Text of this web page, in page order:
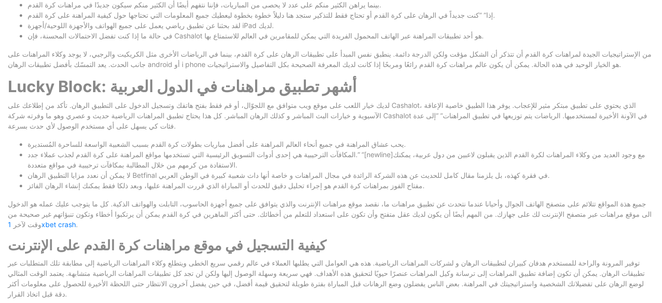
بينما يراهن الكثير منكم على عدد لا يحصى من المباريات، فإننا نتفهم أيضًا أن الكثير منكم سيكون جديدًا في مراهنات كرة القدم.
إذا” “كنت جديداً في الرهان على كرة القدم أو تحتاج فقط للتذكير ستجد هنا دليلاً خطوة بخطوة ليعطيك جميع المعلومات التي تحتاجها حول كيفية المراهنة على كرة القدم.
لقد بحثنا عن تطبيق رياضي يعمل على جميع الهواتف والأجهزة اللوحية/أجهزة iPad لديك.
في حالة ما إذا كنت تفضل الاحتمالات المحسنة، فإن Cashalot هو أحد تطبيقات المراهنة عبر الهاتف المحمول الفريدة التي يمكن للمقامرين في العالم للاستمتاع بها.
من الإستراتيجيات الجيدة لمراهنات كرة القدم أن تتذكر أن الشكل مؤقت ولكن الدرجة دائمة. ينطبق نفس المبدأ على تطبيقات الرهان على كرة القدم، بينما في الرياضات الأخرى مثل الكريكيت والرجبي، لا يوجد وكلاء المراهنات على
جانب الحدث. يعد التمسّك بأفضل تطبيقات الرهان android أو i phone هو الخيار الوحيد في هذه الحالة. يمكن أن يكون عالم مراهنات كرة القدم رائعًا ومربحًا إذا كانت لديك المعرفة الصحيحة بكل التفاصيل والاستراتيجيات.
Lucky Block: أشهر تطبيق مراهنات في الدول العربية
لديك خيار اللعب على موقع ويب متوافق مع اللجوّال، أو قم فقط بفتح هاتفك وتسجيل الدخول على التطبيق الرهان. تأكد من إطلاعك على Cashalot، الذي يحتوي على تطبيق مبتكر مثير للإعجاب. يوفر هذا الطبيق خاصية الإعاقة
الآسيوية و خيارات البث المباشر و كذلك الرهان المباشر. كل هذا يحتاج تطبيق المراهنات الرياضية حديث و عصري وهو ما وفرته شركة Cashalot في الآونة الأخيرة لمستخدميها. الرياضات يتم توزيعها في تطبيق المراهنات” “إلى عدة
فئات كي يسهل على أي مستخدم الوصول لأي حدث بسرعة.
يحب عشاق المراهنة في جميع أنحاء العالم المراهنة على أفضل مباريات بطولات كرة القدم بسبب الشعبية الواسعة للساحرة المُستديرة.
المكافآت الترحيبية هي إحدى أدوات التسويق الرئيسية التي تستخدمها مواقع المراهنة على كرة القدم لجذب عملاء جدد.” “[newline]مع وجود العديد من وكلاء المراهنات لكرة القدم الذين يقبلون لاعبين من دول عربية، يمكنك
الاستفادة من كرمهم من خلال المطالبة بمكافآت ترحيبية في مواقع متعددة.
لا يمكن أن نعدد مزايا التطبيق الرهان Betfinal في فقرة كهذه، بل يلزمنا مقال كامل للحديث عن هذه الشركة الرائدة في مجال المراهنات و خاصة أنها داث شعبية كبيرة في الوطن العربي.
مفتاح الفوز بمراهنات كرة القدم هو إجراء تحليل دقيق للحدث أو المباراة الذي قررت المراهنة عليها، وبعد ذلكا فقط يمكنك إنشاء الرهان الفائز.
جميع هذة المواقع تتلائم على متصفح الهاتف الجوال وأحيانا عندما نتحدث عن تطبيق مراهنات ما، نقصد موقع مراهنات الإنترنت والذي يتوافق على جميع أجهزة الحاسوب، التابلت والهواتف الذكية. كل ما يتوجب عليك عمله هو الدخول
الى موقع مراهنات عبر متصفح الإنترنت لك على جهازك. من المهم أيضًا أن يكون لديك عقل متفتح وأن تكون على استعداد للتعلم من أخطائك. حتى أكثر الماهرين في كرة القدم يمكن أن يرتكبوا أخطاء وتكون تنبؤاتهم غير صحيحة من
وقت لآخر1xbet crash.
كيفية التسجيل في موقع مراهنات كرة القدم على الإنترنت
توفير المرونة والراحة للمستخدم هدفان كبيران لتطبيقات الرهان و لشركات المراهنات الرياضية. هذه هي العوامل التي يطلبها العملاء في عالم رقمي سريع الخطى ويتطلع وكلاء المراهنات الرياضية إلى مطابقة تلك المتطلبات عبر
تطبيقات الرهان. يمكن أن تكون إضافة تطبيق المراهنات إلى ترسانة وكيل المراهنات عنصرًا حيويًا لتحقيق هذه الأهداف. فهي سريعة وسهلة الوصول إليها ولكن لن تجد كل تطبيقات المراهنات الرياضية متشابهة. يعتمد الوقت المثالي
لوضع الرهان على تفضيلاتك الشخصية واستراتيجيتك في المراهنة. بعض الناس يفضلون وضع الرهانات قبل المباراة بفترة طويلة لتحقيق قيمة أفضل، في حين يفضل آخرون الانتظار حتى اللحظة الأخيرة للحصول على معلومات أكثر
دقة قبل اتخاذ القرار.